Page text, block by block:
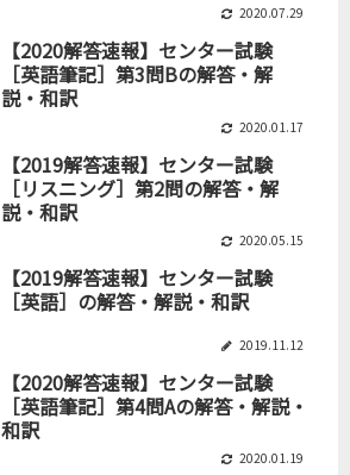
2020.07.29
【2020解答速報】センター試験
［英語筆記］第3問Bの解答・解
説・和訳
2020.01.17
【2019解答速報】センター試験
［リスニング］第2問の解答・解
説・和訳
2020.05.15
【2019解答速報】センター試験
［英語］の解答・解説・和訳
2019.11.12
【2020解答速報】センター試験
［英語筆記］第4問Aの解答・解説・
和訳
2020.01.19